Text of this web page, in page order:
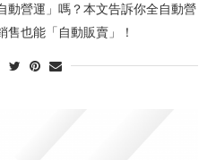
動營運」嗎？本文告訴你全自動營
也能「自動販賣」！